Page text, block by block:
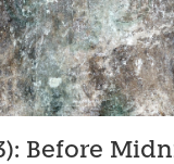
Before